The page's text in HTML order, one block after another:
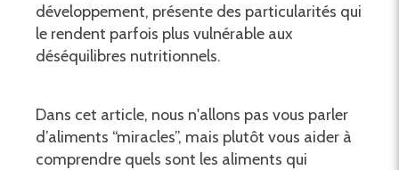
développement, présente des particularités qui
le rendent parfois plus vulnérable aux
déséquilibres nutritionnels.
Dans cet article, nous n'allons pas vous parler
d’aliments “miracles”, mais plutôt vous aider à
comprendre quels sont les aliments qui